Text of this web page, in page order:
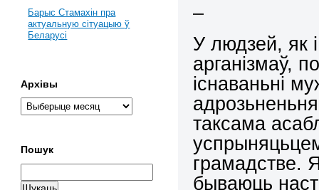
–
У людзей, як
арганізмаў,
існаваньні
таксама
грамадстве.
бываюць
Барыс Стамахін пра
актуальную сітуацыю ў
Беларусі
Архівы
Пошук